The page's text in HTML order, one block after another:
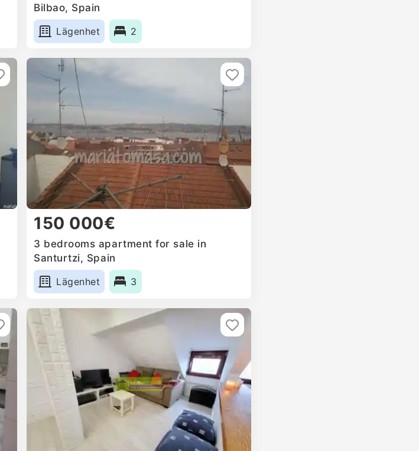
Bilbao, Spain
Lägenhet
2
150 000€
3 bedrooms apartment for sale in
Santurtzi, Spain
Lägenhet
3